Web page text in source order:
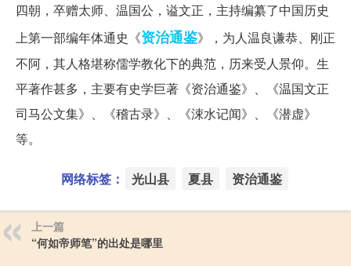
四朝，卒赠太师、温国公，谥文正，主持编纂了中国历史
上第一部编年体通史《资治通鉴》，为人温良谦恭、刚正
不阿，其人格堪称儒学教化下的典范，历来受人景仰。生
平著作甚多，主要有史学巨著《资治通鉴》、《温国文正
司马公文集》、《稽古录》、《涑水记闻》、《潜虚》
等。
网络标签： 光山县 夏县 资治通鉴
上一篇
“何如帝师笔”的出处是哪里